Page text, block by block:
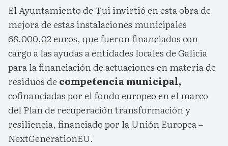
El Ayuntamiento de Tui invirtió en esta obra de
mejora de estas instalaciones municipales
68.000,02 euros, que fueron financiados con
cargo a las ayudas a entidades locales de Galicia
para la financiación de actuaciones en materia de
residuos de competencia municipal,
cofinanciadas por el fondo europeo en el marco
del Plan de recuperación transformación y
resiliencia, financiado por la Unión Europea –
NextGenerationEU.